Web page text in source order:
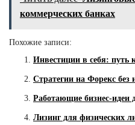
коммерческих банках
Похожие записи:
Инвестиции в себя: путь
Стратегии на Форекс без
Работающие бизнес-идеи
Лизинг для физических